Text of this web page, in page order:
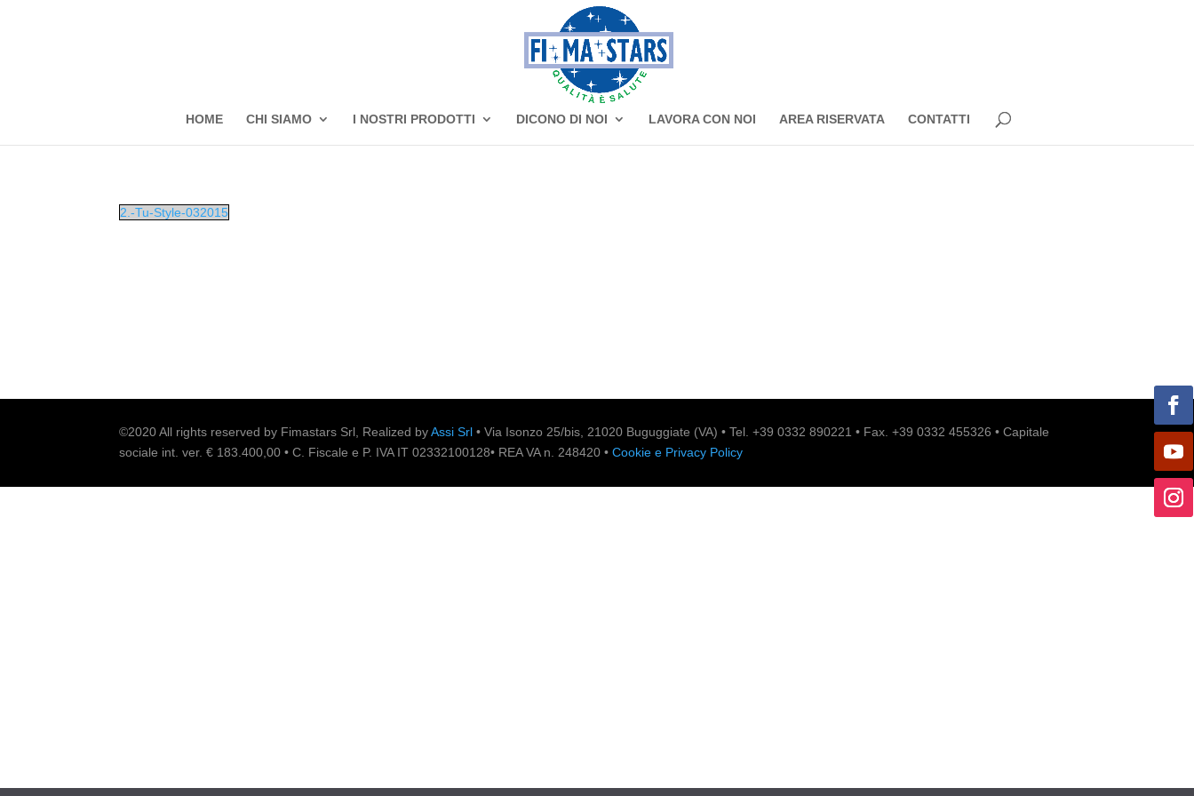
HOME CHI SIAMO I NOSTRI PRODOTTI DICONO DI NOI LAVORA CON NOI AREA RISERVATA CONTATTI
2.-Tu-Style-032015
©2020 All rights reserved by Fimastars Srl, Realized byAssi Srl • Via Isonzo 25/bis, 21020 Buguggiate (VA) • Tel. +39 0332 890221 • Fax. +39 0332 455326 • Capitale
sociale int. ver. € 183.400,00 • C. Fiscale e P. IVA IT 02332100128• REA VA n. 248420 •Cookie e Privacy Policy